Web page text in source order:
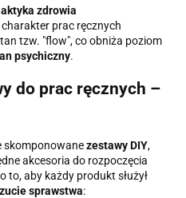
zdrowia
prac ręcznych
tzw. "flow", co obniża poziom
psychiczny.
do prac ręcznych –
skomponowanezestawy DIY,
akcesoria do rozpoczęcia
to, aby każdy produkt służył
sprawstwa: